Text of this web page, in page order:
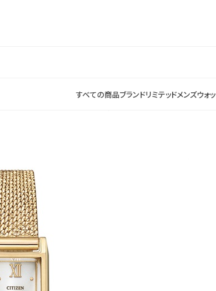
すべての商品ブランドリミテッドメンズウォ